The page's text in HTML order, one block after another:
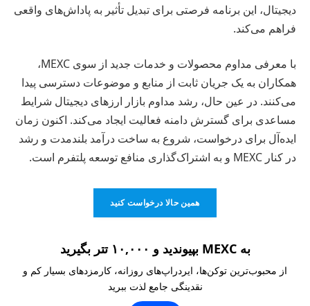
دیجیتال، این برنامه فرصتی برای تبدیل تأثیر به پاداش‌های واقعی
فراهم می‌کند.
با معرفی مداوم محصولات و خدمات جدید از سوی MEXC،
همکاران به یک جریان ثابت از منابع و موضوعات دسترسی پیدا
می‌کنند. در عین حال، رشد مداوم بازار ارزهای دیجیتال شرایط
مساعدی برای گسترش دامنه فعالیت ایجاد می‌کند. اکنون زمان
ایده‌آل برای درخواست، شروع به ساخت درآمد بلندمدت و رشد
در کنار MEXC و به اشتراک‌گذاری منافع توسعه پلتفرم است.
همین حالا درخواست کنید
به MEXC بپیوندید و ۱۰,۰۰۰ تتر بگیرید
از محبوب‌ترین توکن‌ها، ایردراپ‌های روزانه، کارمزدهای بسیار کم و
نقدینگی جامع لذت ببرید